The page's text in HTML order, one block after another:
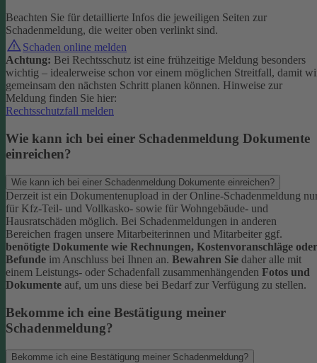
Beachten Sie für detaillierte Infos die jeweiligen Seiten zur
Schadenmeldung, die weiter oben verlinkt sind.
Schaden online melden
Achtung: Bei Rechtsschutz ist eine frühzeitige Meldung besonders
wichtig – idealerweise schon vor einem möglichen Streitfall, damit
gemeinsam den nächsten Schritt planen können. Hinweise zur
Meldung finden Sie hier:
Rechtsschutzfall melden
Wie kann ich bei einer Schadenmeldung Dokumente
einreichen?
Wie kann ich bei einer Schadenmeldung Dokumente einreichen?
Derzeit ist ein Dokumentenupload in der Online-Schadenmeldung
für Kfz-Teil- und Vollkasko- sowie für Wohngebäude- und
Hausratschäden möglich. Bei Schadenmeldungen in anderen
Bereichen fragen unsere Mitarbeiterinnen und Mitarbeiter ggf.
benötigte Dokumente wie Rechnungen, Kostenvoranschläge oder
Befunde im Anschluss bei Ihnen an. Bewahren Sie daher alle mit
einem Leistungs- oder Schadenfall zusammenhängenden Fotos und
Dokumente auf, um uns diese bei Bedarf zur Verfügung zu stellen.
Bekomme ich eine Bestätigung meiner
Schadenmeldung?
Bekomme ich eine Bestätigung meiner Schadenmeldung?